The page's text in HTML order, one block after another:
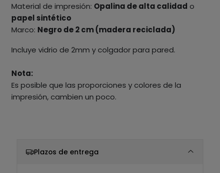
Material de impresión: Opalina de alta calidad o
papel sintético
Marco: Negro de 2 cm (madera reciclada)
Incluye vidrio de 2mm y colgador para pared.
Nota:
Es posible que las proporciones y colores de la
impresión, cambien un poco.
Plazos de entrega